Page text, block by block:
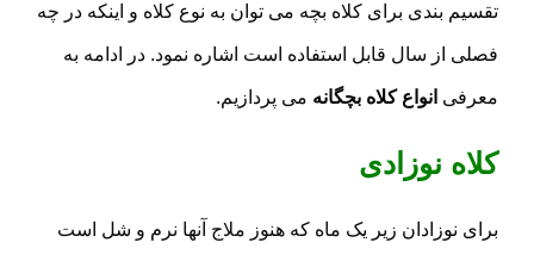
تقسیم بندی برای کلاه بچه می توان به نوع کلاه و اینکه در چه
فصلی از سال قابل استفاده است اشاره نمود. در ادامه به
معرفی انواع کلاه بچگانه می پردازیم.
کلاه نوزادی
برای نوزادان زیر یک ماه که هنوز ملاج آنها نرم و شل است